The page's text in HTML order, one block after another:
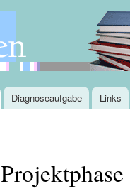
Diagnoseaufgabe Links
Projektphase